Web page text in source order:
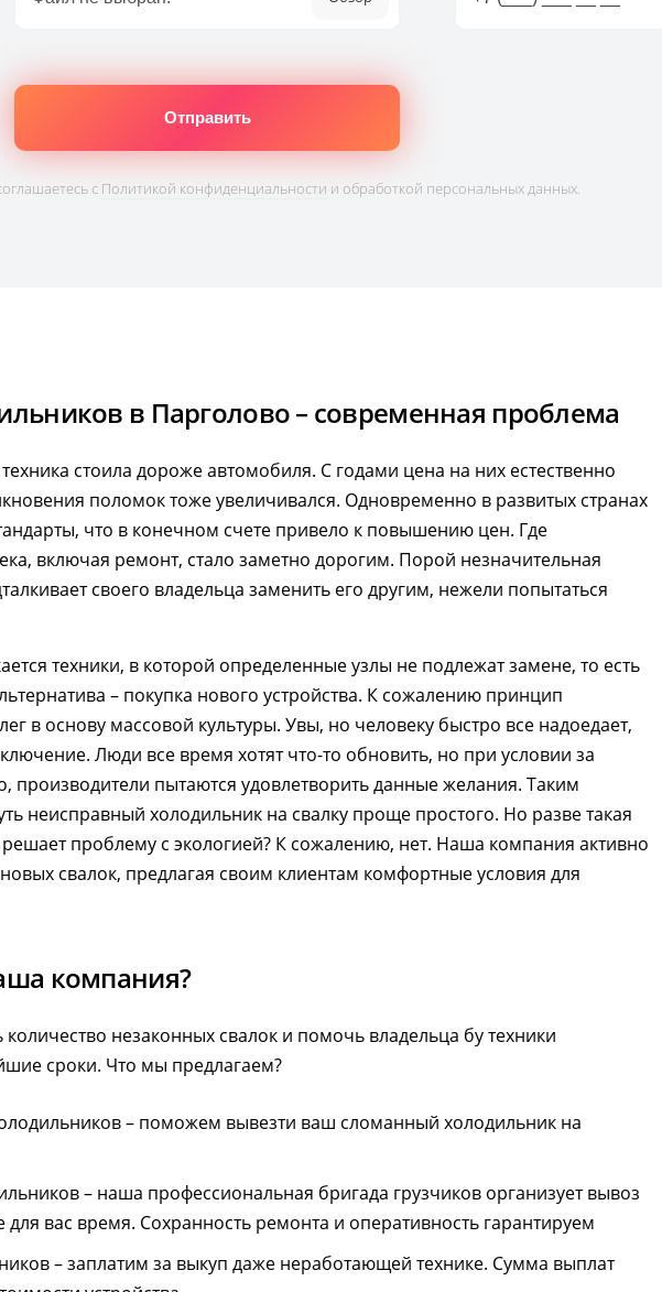
с Политикой конфиденциальности и обработкой персональных данных.
в Парголово – современная проблема
стоила дороже автомобиля. С годами цена на них естественно
поломок тоже увеличивался. Одновременно в развитых странах
что в конечном счете привело к повышению цен. Где
включая ремонт, стало заметно дорогим. Порой незначительная
своего владельца заменить его другим, нежели попытаться
техники, в которой определенные узлы не подлежат замене, то есть
– покупка нового устройства. К сожалению принцип
в основу массовой культуры. Увы, но человеку быстро все надоедает,
Люди все время хотят что-то обновить, но при условии за
производители пытаются удовлетворить данные желания. Таким
неисправный холодильник на свалку проще простого. Но разве такая
проблему с экологией? К сожалению, нет. Наша компания активно
свалок, предлагая своим клиентам комфортные условия для
компания?
незаконных свалок и помочь владельца бу техники
сроки. Что мы предлагаем?
– поможем вывезти ваш сломанный холодильник на
– наша профессиональная бригада грузчиков организует вывоз
вас время. Сохранность ремонта и оперативность гарантируем
– заплатим за выкуп даже неработающей технике. Сумма выплат